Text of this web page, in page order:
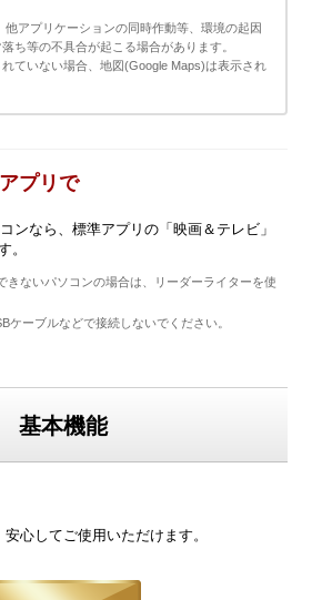
アプリケーションの同時作動等、環境の起因
ち等の不具合が起こる場合があります。
ていない場合、地図(Google Maps)は表示され
プリで
ンなら、標準アプリの「映画＆テレビ」
。
ないパソコンの場合は、リーダーライターを使
ーブルなどで接続しないでください。
基本機能
心してご使用いただけます。